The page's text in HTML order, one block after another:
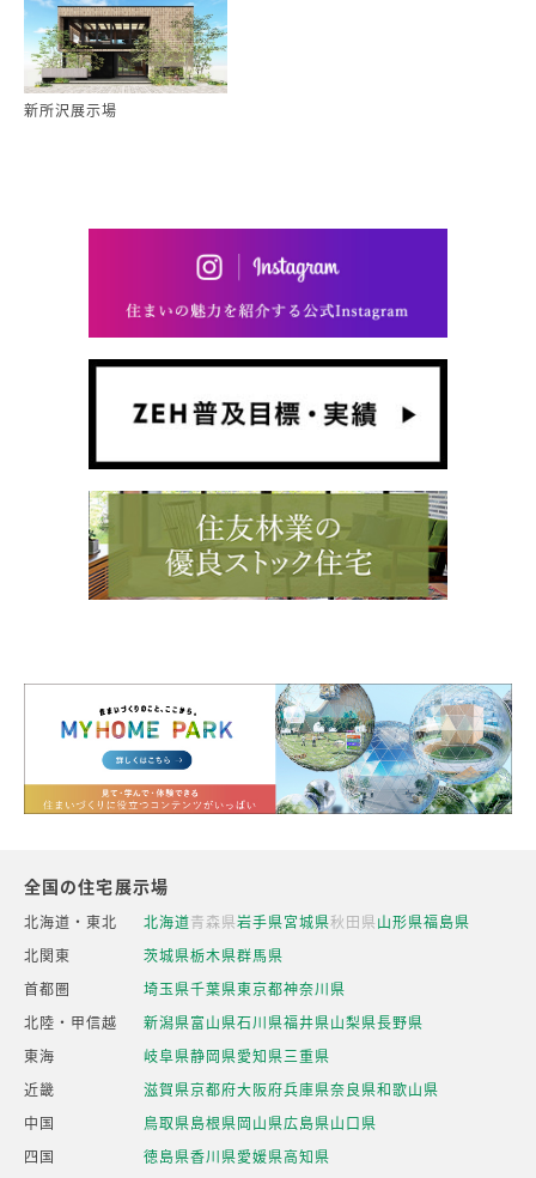
新所沢展示場
全国の住宅展示場
北海道・東北 北海道青森県岩手県宮城県秋田県山形県福島県
北関東
茨城県栃木県群馬県
首都圏
埼玉県千葉県東京都神奈川県
北陸・甲信越
新潟県富山県石川県福井県山梨県長野県
東海
岐阜県静岡県愛知県三重県
近畿
滋賀県京都府大阪府兵庫県奈良県和歌山県
中国
鳥取県島根県岡山県広島県山口県
四国
徳島県香川県愛媛県高知県